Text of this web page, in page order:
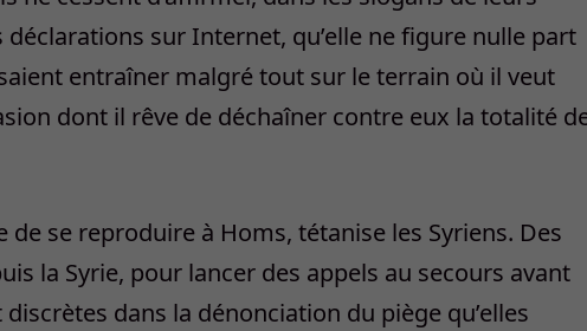
sur Internet, qu’elle ne figure nulle part
entraîner malgré tout sur le terrain où il veut
dont il rêve de déchaîner contre eux la totalité
se reproduire à Homs, tétanise les Syriens. Des
la Syrie, pour lancer des appels au secours avant
dans la dénonciation du piège qu’elles